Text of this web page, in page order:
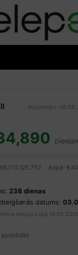
Atjaunināts:
(25.7%) Kopā:
238 dienas
datums:
tempu kopš